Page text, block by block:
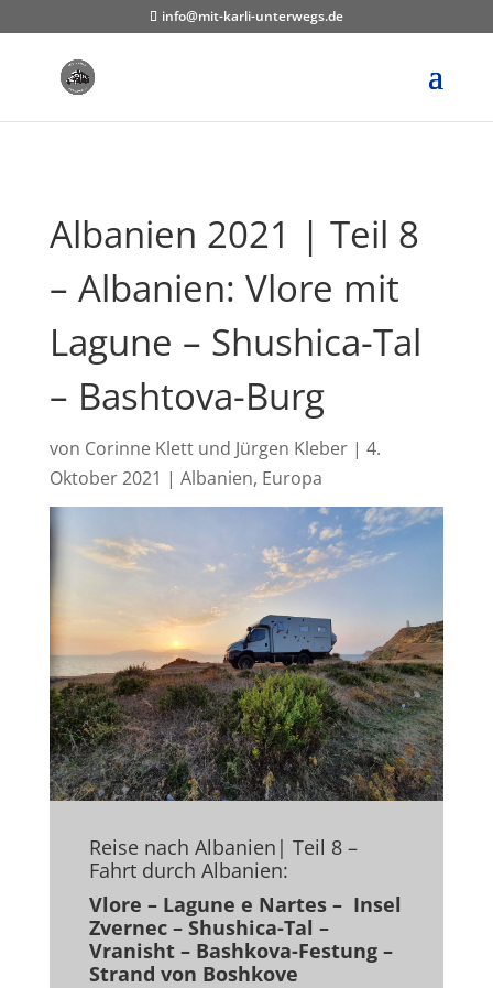
info@mit-karli-unterwegs.de
Albanien 2021 | Teil 8
– Albanien: Vlore mit
Lagune – Shushica-Tal
– Bashtova-Burg
von Corinne Klett und Jürgen Kleber| 4.
Oktober 2021 | Albanien, Europa
Reise nach Albanien| Teil 8 –
Fahrt durch Albanien:
Vlore – Lagune e Nartes – Insel
Zvernec – Shushica-Tal –
Vranisht – Bashkova-Festung –
Strand von Boshkove